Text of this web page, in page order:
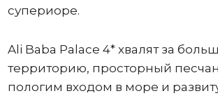
супериоре.
Ali Baba Palace 4* хвалят за
территорию, просторный
пологим входом в море и